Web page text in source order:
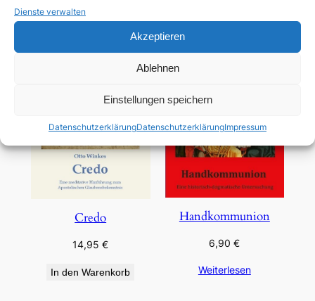
Dienste verwalten
Akzeptieren
Ablehnen
Einstellungen speichern
DatenschutzerklärungDatenschutzerklärungImpressum
Credo
14,95€
In den Warenkorb
Handkommunion
6,90€
Weiterlesen